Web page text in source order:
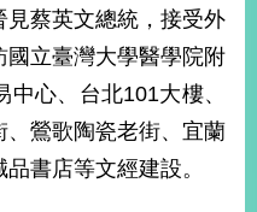
蔡英文總統，接受外
立臺灣大學醫學院附
心、台北101大樓、
、鶯歌陶瓷老街、宜蘭
書店等文經建設。